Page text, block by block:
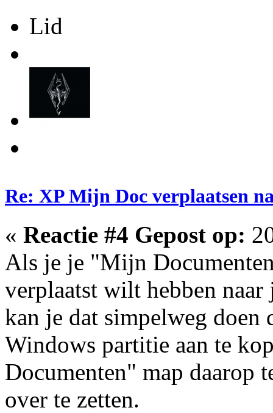
Lid
Re: XP Mijn Doc verplaatsen
« Reactie #4 Gepost op:
Als je je "Mijn
verplaatst wilt hebben
kan je dat simpelweg doen
Windows partitie aan te
Documenten" map daarop
over te zetten.